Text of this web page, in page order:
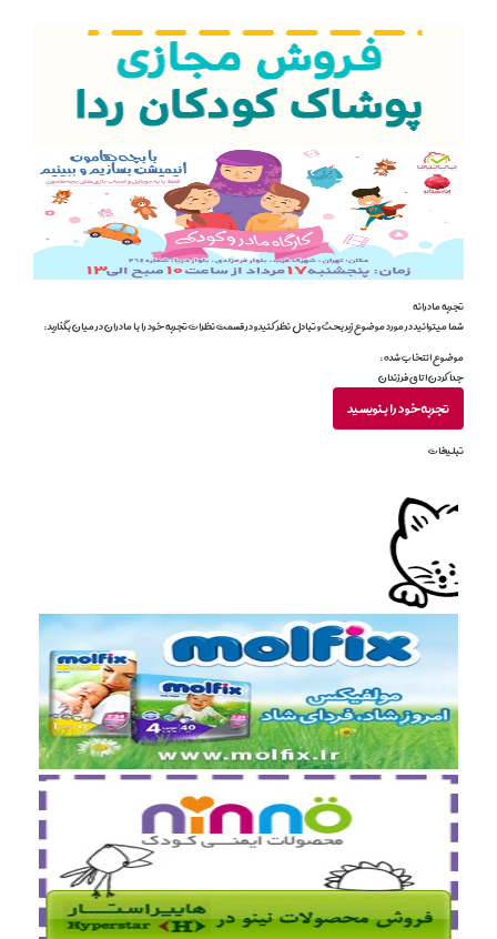
تجربه مادرانه
شما میتوانید در مورد موضوع زیر بحث و تبادل نظر کنید و در قسمت نظرات تجربه خود را با مادران در میان بگذارید :
موضوع انتخاب شده :
جدا کردن اتاق فرزندان
تجربه خودرا بنویسید
تبلیغات